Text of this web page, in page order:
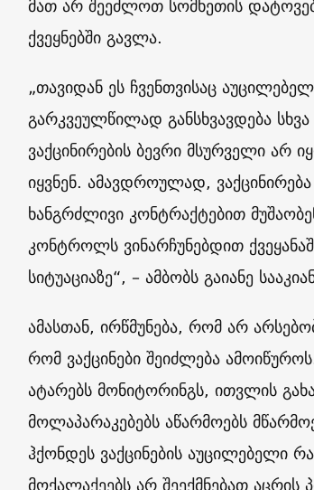
მათ არ შეეძლოთ სომხეთის
ქვეყნებში გავლა.
„თავიდან ეს ჩვენთვისაც
გარკვეულწილად განსხვავდება სხვა
ვაქცინირების ბევრი მსურველი არ
იყვნენ. ამავდროულად,
ხანგრძლივი კონტრაქტებით
კონტროლს ვინარჩუნებდით
სიტუაციაზე“, – ამბობს გაიანე
ამასთან, ირწმუნება, რომ არ
რომ ვაქცინები შეიძლება
ატარებს მონიტორინგს, ითვლის
მოლაპარაკებებს აწარმოებს
ჰქონდეს ვაქცინების აუცილებელი